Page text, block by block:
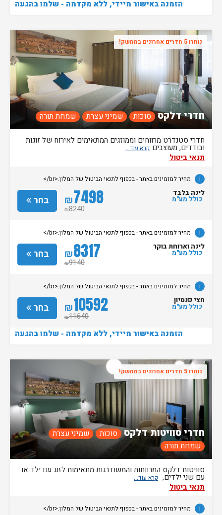
הזמנה באישור מיידי, ללא מקדמה - שלמו בהגעה
נותרו 5 חדרים אחרונים בממשק!
חדרי דלקס סוכות שמיני עצרת שמחת תורה
חדרי סטנדרט מרווחים וממוזגים המתאימים לאירוח של זוגות
ובודדים, מעוצבים
תנאי ביטול
i מחיר למזמינים באתר - בכפוף לתנאי הביטול של המלון.<br/>
בחר ₪7498
₪8240
לינה בלבד
כולל מע"מ
i מחיר למזמינים באתר - בכפוף לתנאי הביטול של המלון.<br/>
בחר ₪8317
₪9140
לינה וארוחת בוקר
כולל מע"מ
i מחיר למזמינים באתר - בכפוף לתנאי הביטול של המלון.<br/>
בחר ₪10592
₪11640
חצי פנסיון
כולל מע"מ
הזמנה באישור מיידי, ללא מקדמה - שלמו בהגעה
נותרו 5 חדרים אחרונים בממשק!
חדרי סוויטות דלקס סוכות
שמיני עצרת
שמחת תורה
סוויטות דלקס המרווחות והמשודרגות מתאימות לזוג עם ילד או
עם שני ילדים,
תנאי ביטול
i מחיר למזמינים באתר - בכפוף לתנאי הביטול של המלון.<br/>